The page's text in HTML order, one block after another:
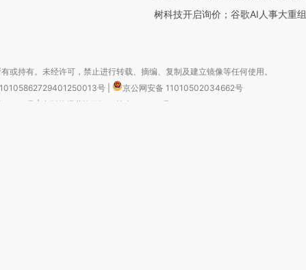
树科技开启询价；谷歌AI人事大重组
持有。未经许可，禁止进行转载、摘编、复制及建立镜像等任何使用。
号
京公网安备 11010502034662号
01015号 | 出版物经营许可证：第直100013号